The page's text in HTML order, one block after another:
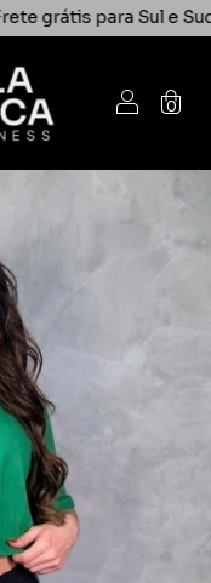
para Sul e Sudeste
0